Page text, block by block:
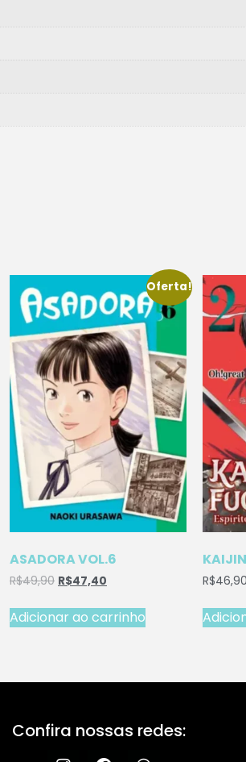
Oferta!
ASADORA VOL.6
R$49,90 R$47,40
Adicionar ao carrinho
R$46,90
Confira nossas redes: